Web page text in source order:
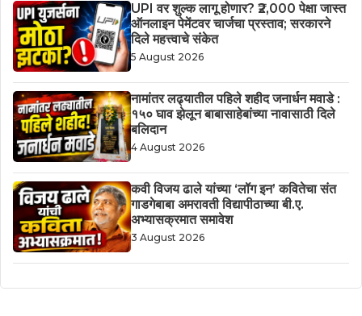
UPI वर शुल्क लागू होणार? ₹2,000 पेक्षा जास्त
ऑनलाइन पेमेंटवर चार्जचा प्रस्ताव; सरकारने
दिले महत्त्वाचे संकेत
5 August 2026
नामांतर लढ्यातील पहिले शहीद जनार्धन मवाडे :
१५० घाव झेलून बाबासाहेबांच्या नावासाठी दिले
बलिदान
4 August 2026
कवी विजय ढाले यांच्या ‘लॉग इन’ कवितेचा संत
गाडगेबाबा अमरावती विद्यापीठाच्या बी.ए.
अभ्यासक्रमात समावेश
3 August 2026